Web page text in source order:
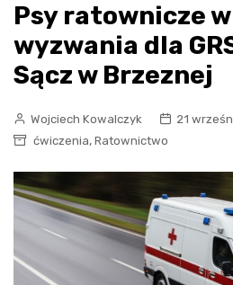
Psy ratownicze
wyzwania dla
Sącz w Brzeznej
Wojciech Kowalczyk
21
ćwiczenia, Ratownictwo